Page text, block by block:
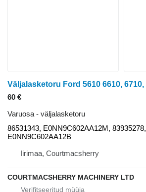
60 €
Varuosa - väljalasketoru
86531343, E0NN9C602AA12M, 83935278,
E0NN9C602AA12B
Iirimaa, Courtmacsherry
COURTMACSHERRY MACHINERY LTD